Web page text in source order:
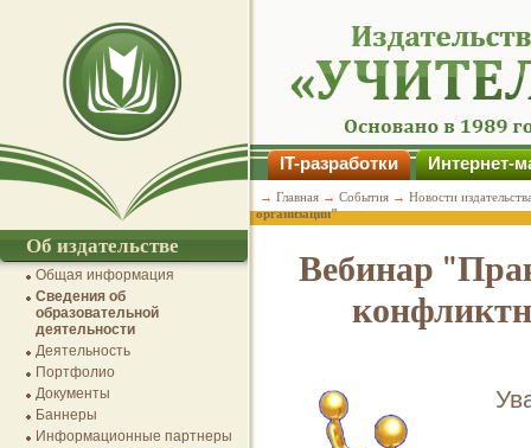
Вебинар
IT-разработки Интернет-
→ Главная → События → Новости
организации"
Об издательстве
Общая информация
Сведения об
образовательной
деятельности
Деятельность
Портфолио
Документы
Баннеры
Информационные партнеры